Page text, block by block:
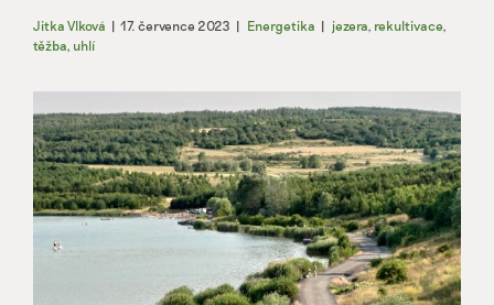
Jitka Vlková | 17. července 2023 | Energetika | jezera, rekultivace,
těžba, uhlí
větší
obrázek